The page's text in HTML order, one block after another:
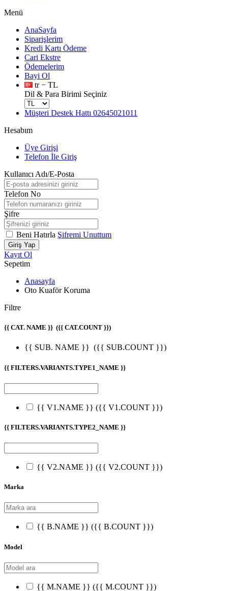
Menü
AnaSayfa
Siparişlerim
Kredi Kartı Ödeme
Cari Ekstre
Ödemelerim
Bayi Ol
tr − TL
Dil & Para Birimi Seçiniz
Müşteri Destek Hattı 02645021011
Hesabım
Üye Girişi
Telefon İle Giriş
Kullanıcı Adı/E-Posta
Telefon No
Şifre
Beni Hatırla Şifremi Unuttum
Giriş Yap
Kayıt Ol
Sepetim
Anasayfa
Oto Kuaför Koruma
Filtre
{{ CAT. NAME }} ({{ CAT.COUNT }})
{{ SUB. NAME }} ({{ SUB.COUNT }})
{{ FILTERS.VARIANTS.TYPE1_NAME }}
{{ V1.NAME }} ({{ V1.COUNT }})
{{ FILTERS.VARIANTS.TYPE2_NAME }}
{{ V2.NAME }} ({{ V2.COUNT }})
Marka
{{ B.NAME }} ({{ B.COUNT }})
Model
{{ M.NAME }} ({{ M.COUNT }})